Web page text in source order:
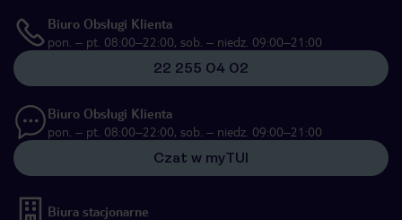
Biuro Obsługi Klienta
pon. – pt. 08:00–22:00, sob. – niedz. 09:00–21:00
22 255 04 02
Biuro Obsługi Klienta
pon. – pt. 08:00–22:00, sob. – niedz. 09:00–21:00
Czat w myTUI
Biura stacjonarne